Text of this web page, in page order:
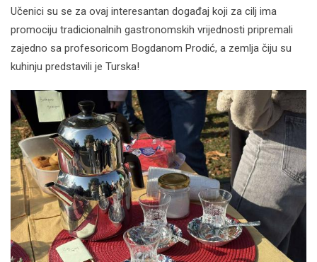
Učenici su se za ovaj interesantan događaj koji za cilj ima
promociju tradicionalnih gastronomskih vrijednosti pripremali
zajedno sa profesoricom Bogdanom Prodić, a zemlja čiju su
kuhinju predstavili je Turska!